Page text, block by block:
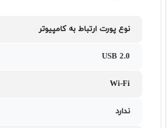
نوع پورت ارتباط به کامپیوتر
USB 2.0
Wi-Fi
ندارد